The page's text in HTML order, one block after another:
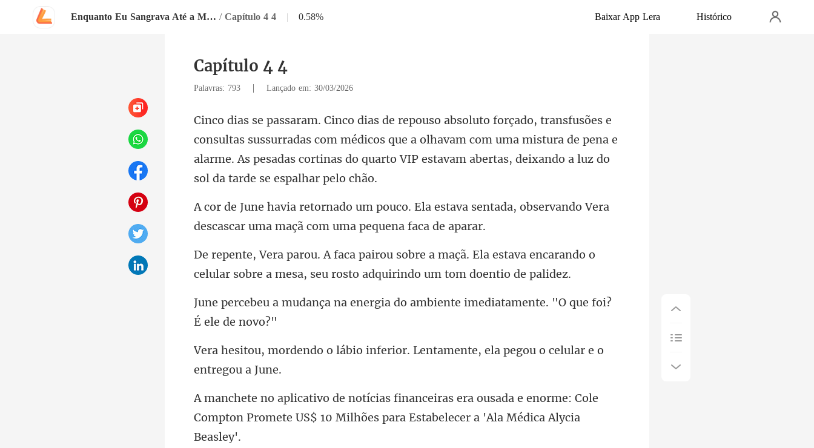
Enquanto Eu Sangrava Até a Morte, Ele Acendia Lanternas Para Ela / Capítulo 4 4 | 0.58% Baixar App Lera Histórico
Capítulo 4 4
Palavras: 793 | Lançado em: 30/03/2026
sussurradas com médicos que a olhavam com uma mistura de pena e
alarme. As pesadas corti
a estava sentada, observando Vera
descasca
çã. Ela estava encarando o
celular sobre a mesa,
ergia do ambiente imediatamen
inferior. Lentamente, ela pegou
a ousada e enorme: Cole
Compton Promete US$ 10 Milh